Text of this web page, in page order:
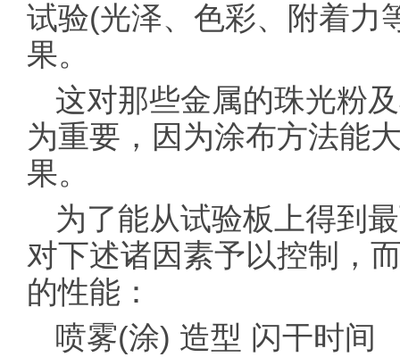
试验(光泽、色彩、附着力
果。
这对那些金属的珠光粉
为重要，因为涂布方法能
果。
为了能从试验板上得到
对下述诸因素予以控制，
的性能：
喷雾(涂) 造型 闪干时间